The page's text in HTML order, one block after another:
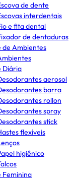
de dente
interdentais
e fita dental
de dentaduras
de Ambientes
Diária
aerosol
barra
rollon
spray
stick
flexíveis
higiênico
Feminina